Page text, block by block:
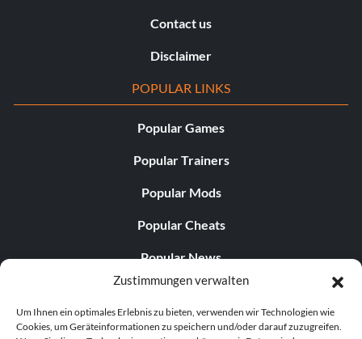
Zustimmungen verwalten
Um Ihnen ein optimales Erlebnis zu bieten, verwenden wir Technologien wie
Cookies, um Geräteinformationen zu speichern und/oder darauf zuzugreifen.
Contact us
Disclaimer
POPULAR LINKS
Popular Games
Popular Trainers
Popular Mods
Popular Cheats
Popular News
Popular Editorials
Popular Free Games